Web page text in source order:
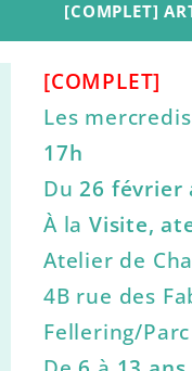
[COMPLET]
[COMPLET]
Les
17h
Du26 février
À la Visite,
Atelier de
4B rue des
Fellering/